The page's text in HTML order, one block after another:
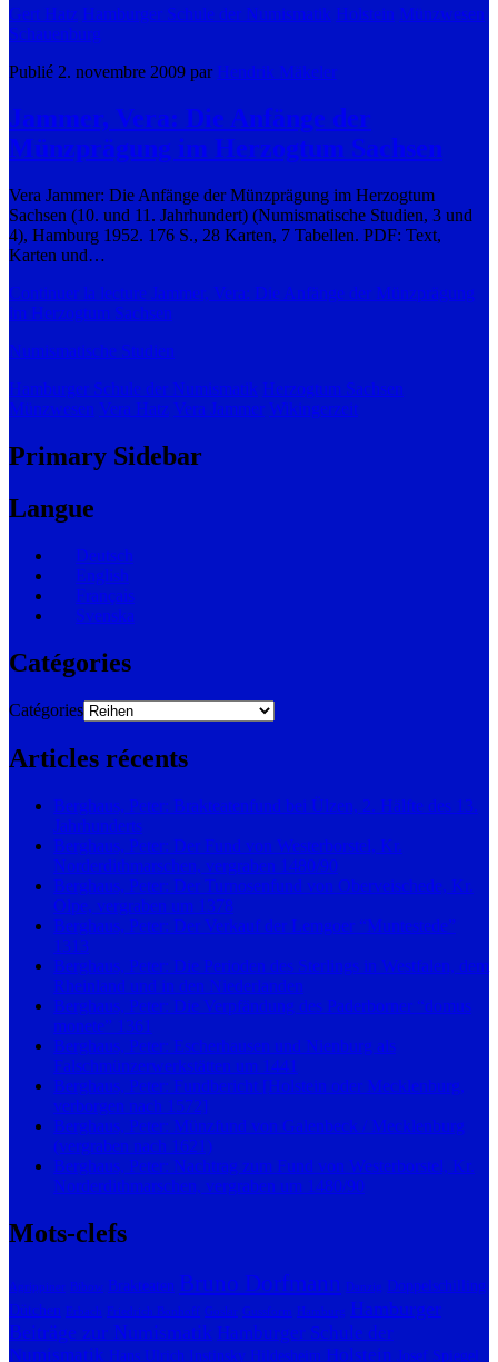
Gert Hatz Hamburger Schule der Numismatik Holstein Münzwesen
Schauenburg
Publié 2. novembre 2009 par Hendrik Mäkeler
Jammer, Vera: Die Anfänge der
Münzprägung im Herzogtum Sachsen
Vera Jammer: Die Anfänge der Münzprägung im Herzogtum
Sachsen (10. und 11. Jahrhundert) (Numismatische Studien, 3 und
4), Hamburg 1952. 176 S., 28 Karten, 7 Tabellen. PDF: Text,
Karten und…
Continuer la lecture Jammer, Vera: Die Anfänge der Münzprägung
im Herzogtum Sachsen
Numismatische Studien
Hamburger Schule der Numismatik Herzogtum Sachsen
Münzwesen Vera Hatz Vera Jammer Wikingerzeit
Primary Sidebar
Langue
Deutsch
English
Français
Svenska
Catégories
Catégories
Articles récents
Berghaus, Peter: Brakteatenfund bei Ülzen, 2. Hälfte des 13.
Jahrhunderts
Berghaus, Peter: Der Fund von Westerborstel, Kr.
Norderdithmarschen, vergraben 1480/90
Berghaus, Peter: Der Turnosenfund von Oberveischede, Kr.
Olpe, vergraben um 1378
Berghaus, Peter: Der Verkauf der Lemgoer “Muntestede”
1313
Berghaus, Peter: Die Perioden des Sterlings in Westfalen, dem
Rheinland und in den Niederlanden
Berghaus, Peter: Die Verpfändung des Paderborner “domus
monete” 1361
Berghaus, Peter: Escherhausen und Nienburg als
Falschmünzerwerkstätten um 1441
Berghaus, Peter: Fundbericht [Holstein oder Mecklenburg,
verborgen nach 1572]
Berghaus, Peter: Münzfund von Galenbeck / Mecklenburg
(vergraben nach 1621)
Berghaus, Peter: Nachtrag zum Fund von Westerborstel, Kr.
Norderdithmarschen, vergraben um 1480/90
Mots-clefs
Agrippiner Bibow Brakteaten Bruno Dorfmann Danzig Doppelschilling
Dütchen
Erbach Friedrich Bonhoff Goslar Gussform Hamburg Hamburger
Beiträge zur Numismatik Hamburger Schule der
Numismatik Hans Ulrich Instinsky Hildesheim Holstein Josef Spiegel